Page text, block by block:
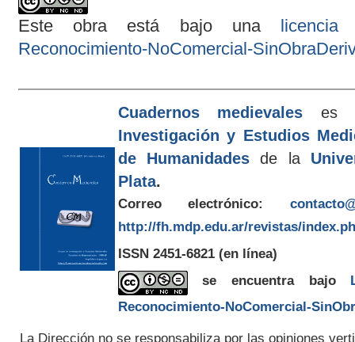
Este obra está bajo una
Reconocimiento-NoComercial-
Cuadernos medievales es
Investigación y Estudios
de Humanidades de la
Plata.
Correo electrónico:
http://fh.mdp.edu.ar/revistas/
ISSN 2451-6821 (en línea)
se encuentra bajo
Reconocimiento-NoComercial-
La Dirección no se responsabiliza por las opiniones